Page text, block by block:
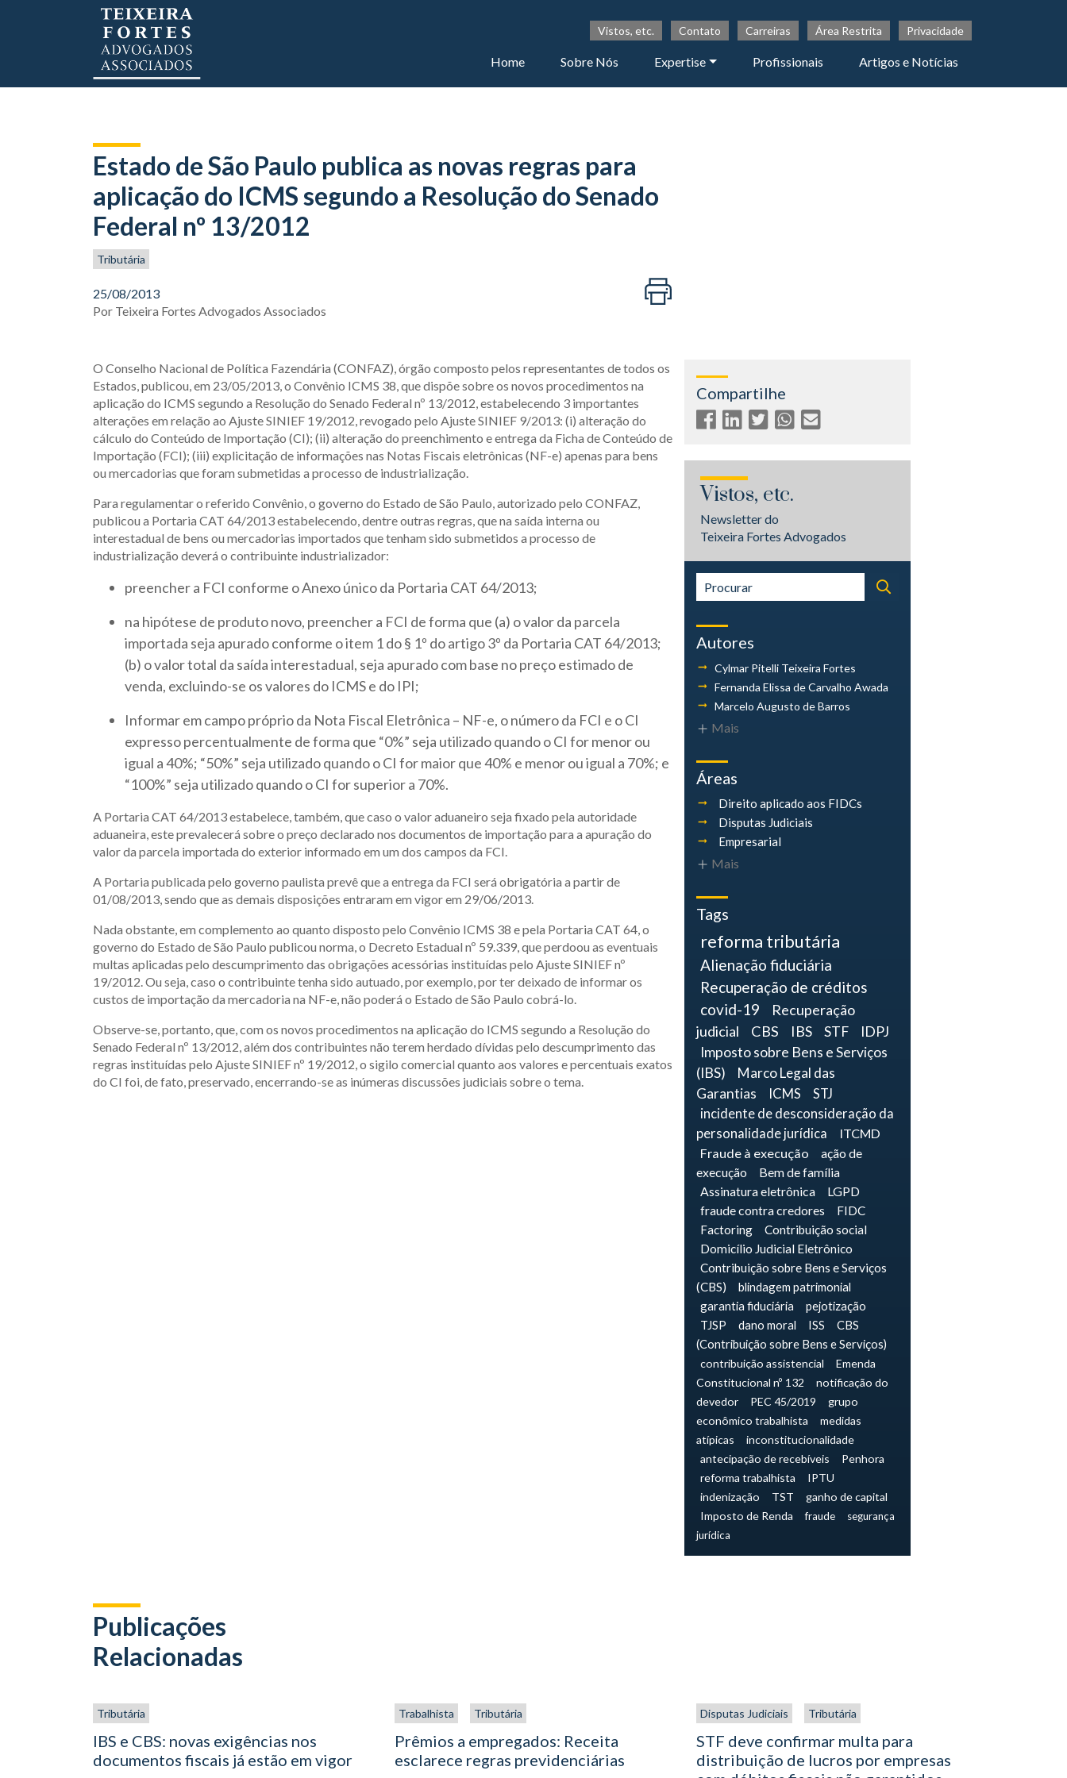
Vistos, etc. Contato Carreiras Área Restrita Privacidade
Home Sobre Nós Expertise Profissionais Artigos e Notícias
Estado de São Paulo publica as novas regras para
aplicação do ICMS segundo a Resolução do Senado
Federal nº 13/2012
Tributária
25/08/2013
Por Teixeira Fortes Advogados Associados
O Conselho Nacional de Política Fazendária (CONFAZ), órgão composto pelos representantes de todos os
Estados, publicou, em 23/05/2013, o Convênio ICMS 38, que dispõe sobre os novos procedimentos na
aplicação do ICMS segundo a Resolução do Senado Federal nº 13/2012, estabelecendo 3 importantes
alterações em relação ao Ajuste SINIEF 19/2012, revogado pelo Ajuste SINIEF 9/2013: (i) alteração do
cálculo do Conteúdo de Importação (CI); (ii) alteração do preenchimento e entrega da Ficha de Conteúdo de
Importação (FCI); (iii) explicitação de informações nas Notas Fiscais eletrônicas (NF-e) apenas para bens
ou mercadorias que foram submetidas a processo de industrialização.
Para regulamentar o referido Convênio, o governo do Estado de São Paulo, autorizado pelo CONFAZ,
publicou a Portaria CAT 64/2013 estabelecendo, dentre outras regras, que na saída interna ou
interestadual de bens ou mercadorias importados que tenham sido submetidos a processo de
industrialização deverá o contribuinte industrializador:
preencher a FCI conforme o Anexo único da Portaria CAT 64/2013;
na hipótese de produto novo, preencher a FCI de forma que (a) o valor da parcela
importada seja apurado conforme o item 1 do § 1º do artigo 3º da Portaria CAT 64/2013;
(b) o valor total da saída interestadual, seja apurado com base no preço estimado de
venda, excluindo-se os valores do ICMS e do IPI;
Informar em campo próprio da Nota Fiscal Eletrônica – NF-e, o número da FCI e o CI
expresso percentualmente de forma que “0%” seja utilizado quando o CI for menor ou
igual a 40%; “50%” seja utilizado quando o CI for maior que 40% e menor ou igual a 70%; e
“100%” seja utilizado quando o CI for superior a 70%.
A Portaria CAT 64/2013 estabelece, também, que caso o valor aduaneiro seja fixado pela autoridade
aduaneira, este prevalecerá sobre o preço declarado nos documentos de importação para a apuração do
valor da parcela importada do exterior informado em um dos campos da FCI.
A Portaria publicada pelo governo paulista prevê que a entrega da FCI será obrigatória a partir de
01/08/2013, sendo que as demais disposições entraram em vigor em 29/06/2013.
Nada obstante, em complemento ao quanto disposto pelo Convênio ICMS 38 e pela Portaria CAT 64, o
governo do Estado de São Paulo publicou norma, o Decreto Estadual nº 59.339, que perdoou as eventuais
multas aplicadas pelo descumprimento das obrigações acessórias instituídas pelo Ajuste SINIEF nº
19/2012. Ou seja, caso o contribuinte tenha sido autuado, por exemplo, por ter deixado de informar os
custos de importação da mercadoria na NF-e, não poderá o Estado de São Paulo cobrá-lo.
Observe-se, portanto, que, com os novos procedimentos na aplicação do ICMS segundo a Resolução do
Senado Federal nº 13/2012, além dos contribuintes não terem herdado dívidas pelo descumprimento das
regras instituídas pelo Ajuste SINIEF nº 19/2012, o sigilo comercial quanto aos valores e percentuais exatos
do CI foi, de fato, preservado, encerrando-se as inúmeras discussões judiciais sobre o tema.
Compartilhe
Vistos, etc.
Newsletter do
Teixeira Fortes Advogados
Autores
Cylmar Pitelli Teixeira Fortes
Fernanda Elissa de Carvalho Awada
Marcelo Augusto de Barros
Mais
Áreas
Direito aplicado aos FIDCs
Disputas Judiciais
Empresarial
Mais
Tags
reforma tributária
Alienação fiduciária
Recuperação de créditos
covid-19
Recuperação
judicial
CBS IBS STF
IDPJ
Imposto sobre Bens e Serviços
(IBS)
Marco Legal das
Garantias
ICMS
STJ
incidente de desconsideração da
personalidade jurídica
ITCMD
Fraude à execução
ação de
execução
Bem de família
Assinatura eletrônica
LGPD
fraude contra credores
FIDC
Factoring
Contribuição social
Domicílio Judicial Eletrônico
Contribuição sobre Bens e Serviços
(CBS)
blindagem patrimonial
garantia fiduciária
pejotização
TJSP
dano moral ISS
CBS
(Contribuição sobre Bens e Serviços)
contribuição assistencial
Emenda
Constitucional nº 132
notificação do
devedor
PEC 45/2019
grupo
econômico trabalhista
medidas
atípicas
inconstitucionalidade
antecipação de recebíveis
Penhora
reforma trabalhista
IPTU
indenização
TST
ganho de capital
Imposto de Renda
fraude
segurança
jurídica
Publicações
Relacionadas
Tributária
IBS e CBS: novas exigências nos
documentos fiscais já estão em vigor
Trabalhista Tributária
Prêmios a empregados: Receita
esclarece regras previdenciárias
Disputas Judiciais Tributária
STF deve confirmar multa para
distribuição de lucros por empresas